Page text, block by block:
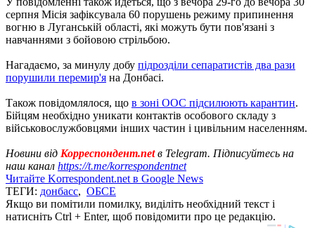
серпня Місія зафіксувала 60 порушень режиму припинення
вогню в Луганській області, які можуть бути пов'язані з
навчаннями з бойовою стрільбою.
Нагадаємо, за минулу добу підрозділи сепаратистів два рази
порушили перемир'я на Донбасі.
Також повідомлялося, що в зоні ООС підсилюють карантин.
Бійцям необхідно уникати контактів особового складу з
військовослужбовцями інших частин і цивільним населенням.
Новини від Корреспондент.netв Telegram. Підписуйтесь на
наш канал https://t.me/korrespondentnet
Читайте Korrespondent.net в Google News
ТЕГИ: донбасс, ОБСЕ
Якщо ви помітили помилку, виділіть необхідний текст і
натисніть Ctrl + Enter, щоб повідомити про це редакцію.